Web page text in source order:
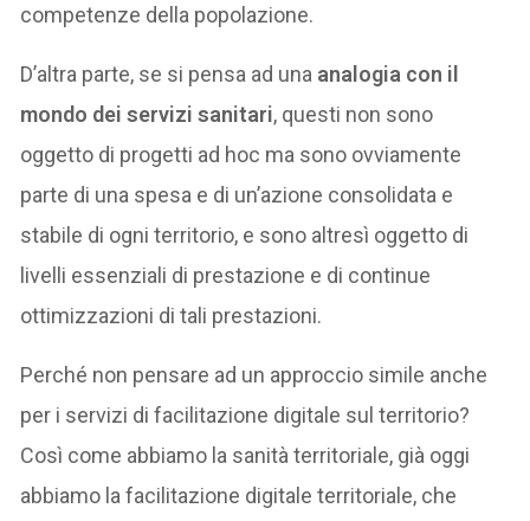
competenze della popolazione.
D’altra parte, se si pensa ad una analogia con il
mondo dei servizi sanitari, questi non sono
oggetto di progetti ad hoc ma sono ovviamente
parte di una spesa e di un’azione consolidata e
stabile di ogni territorio, e sono altresì oggetto di
livelli essenziali di prestazione e di continue
ottimizzazioni di tali prestazioni.
Perché non pensare ad un approccio simile anche
per i servizi di facilitazione digitale sul territorio?
Così come abbiamo la sanità territoriale, già oggi
abbiamo la facilitazione digitale territoriale, che